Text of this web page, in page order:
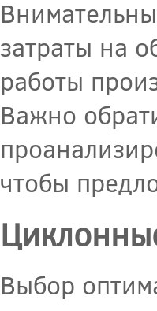
затраты на
работы
Важно
чтобы
Выбор